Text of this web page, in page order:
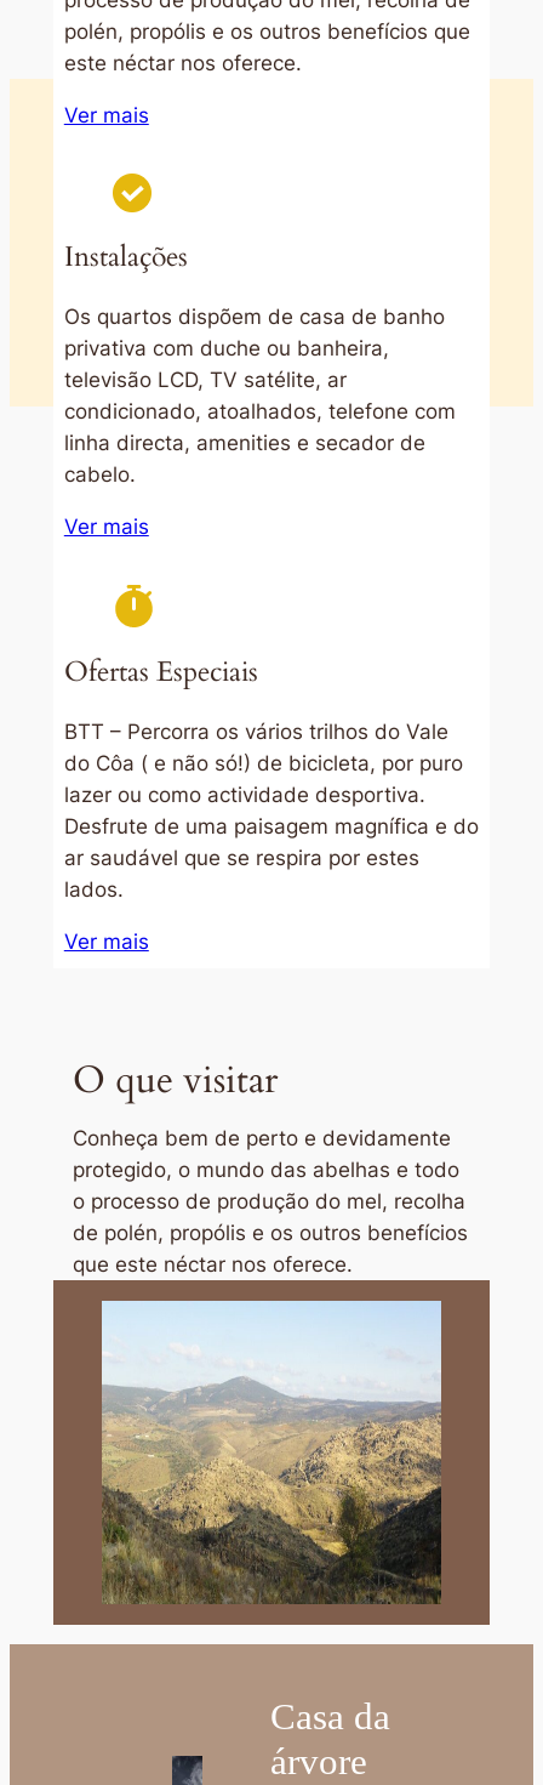
polén, propólis e os outros benefícios que
este néctar nos oferece.
Ver mais
Instalações
Os quartos dispõem de casa de banho
privativa com duche ou banheira,
televisão LCD, TV satélite, ar
condicionado, atoalhados, telefone com
linha directa, amenities e secador de
cabelo.
Ver mais
Ofertas Especiais
BTT – Percorra os vários trilhos do Vale
do Côa ( e não só!) de bicicleta, por puro
lazer ou como actividade desportiva.
Desfrute de uma paisagem magnífica e do
ar saudável que se respira por estes
lados.
Ver mais
O que visitar
Conheça bem de perto e devidamente
protegido, o mundo das abelhas e todo
o processo de produção do mel, recolha
de polén, propólis e os outros benefícios
que este néctar nos oferece.
Casa da
árvore